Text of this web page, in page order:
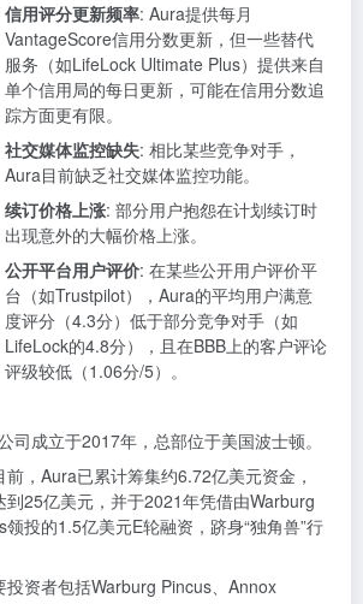
信用评分更新频率: Aura提供每月
VantageScore信用分数更新，但一些替代
服务（如LifeLock Ultimate Plus）提供来自
单个信用局的每日更新，可能在信用分数追
踪方面更有限。
社交媒体监控缺失: 相比某些竞争对手，
Aura目前缺乏社交媒体监控功能。
续订价格上涨: 部分用户抱怨在计划续订时
出现意外的大幅价格上涨。
公开平台用户评价: 在某些公开用户评价平
台（如Trustpilot），Aura的平均用户满意
度评分（4.3分）低于部分竞争对手（如
LifeLock的4.8分），且在BBB上的客户评论
评级较低（1.06分/5）。
司成立于2017年，总部位于美国波士顿。
前，Aura已累计筹集约6.72亿美元资金，
到25亿美元，并于2021年凭借由Warburg
领投的1.5亿美元E轮融资，跻身“独角兽”行
投资者包括Warburg Pincus、Annox